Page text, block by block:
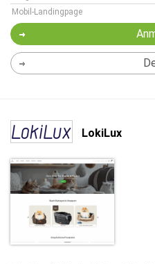
Mobil-Landingpage
LokiLux